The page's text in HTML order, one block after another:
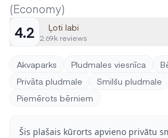
(Economy)
4.2 Ļoti labi
2.69k reviews
Akvaparks Pludmales viesnīca
Privāta pludmale
Smilšu pludmale
Piemērots bērniem
Šis plašais kūrorts apvieno privātu